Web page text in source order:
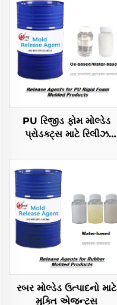
PU રિજીડ ફોમ મોલ્ડેડ
પ્રોડક્ટ્સ માટે રિલીઝ
રબર મોલ્ડેડ ઉત્પાદનો માટે
મુક્તિ એજન્ટ્સ